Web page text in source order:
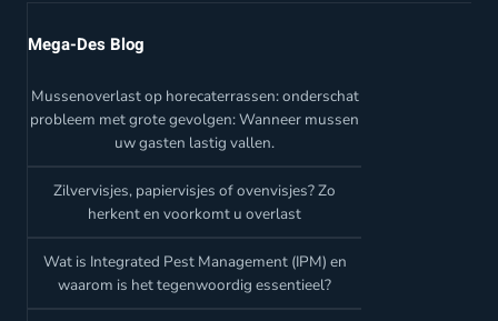
Mega-Des Blog
Mussenoverlast op horecaterrassen: onderschat
probleem met grote gevolgen: Wanneer mussen
uw gasten lastig vallen.
Zilvervisjes, papiervisjes of ovenvisjes? Zo
herkent en voorkomt u overlast
Wat is Integrated Pest Management (IPM) en
waarom is het tegenwoordig essentieel?